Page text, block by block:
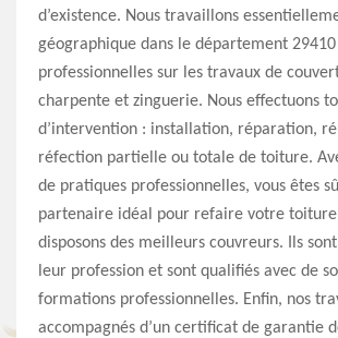
d’existence. Nous travaillons
géographique dans le département
professionnelles sur les travaux de
charpente et zinguerie. Nous effectuons
d’intervention : installation, réparation,
réfection partielle ou totale de toiture.
de pratiques professionnelles, vous êtes
partenaire idéal pour refaire votre
disposons des meilleurs couvreurs. Ils
leur profession et sont qualifiés avec de
formations professionnelles. Enfin, nos
accompagnés d’un certificat de garantie